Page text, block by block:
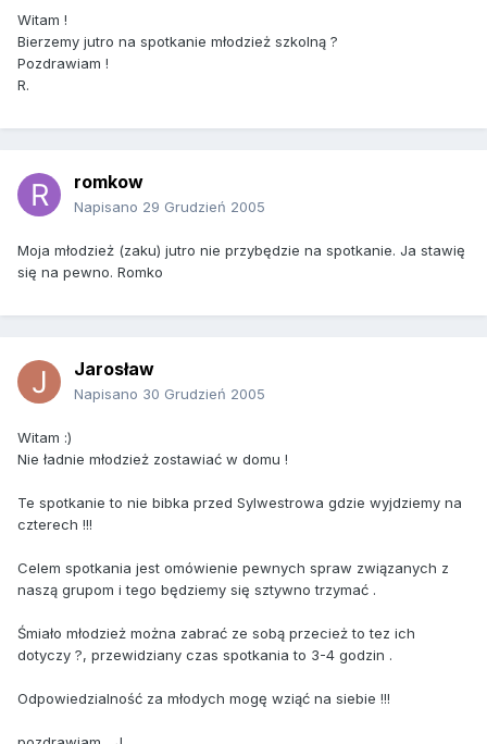
Witam !
Bierzemy jutro na spotkanie młodzież szkolną ?
Pozdrawiam !
R.
romkow
Napisano 29 Grudzień 2005
Moja młodzież (zaku) jutro nie przybędzie na spotkanie. Ja stawię
się na pewno. Romko
Jarosław
Napisano 30 Grudzień 2005
Witam :)
Nie ładnie młodzież zostawiać w domu !
Te spotkanie to nie bibka przed Sylwestrowa gdzie wyjdziemy na
czterech !!!
Celem spotkania jest omówienie pewnych spraw związanych z
naszą grupom i tego będziemy się sztywno trzymać .
Śmiało młodzież można zabrać ze sobą przecież to tez ich
dotyczy ?, przewidziany czas spotkania to 3-4 godzin .
Odpowiedzialność za młodych mogę wziąć na siebie !!!